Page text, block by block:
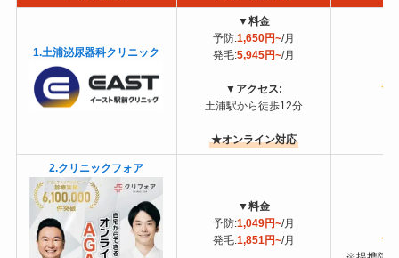
1.土浦泌尿器科クリニック
▼料金
予防:1,650円~/月
発毛:5,945円~/月
▼ アクセス:
土浦駅から徒歩12分
★オンライン対応
2.クリニックフォア
▼料金
予防:1,049円~/月
発毛:1,851円~/月